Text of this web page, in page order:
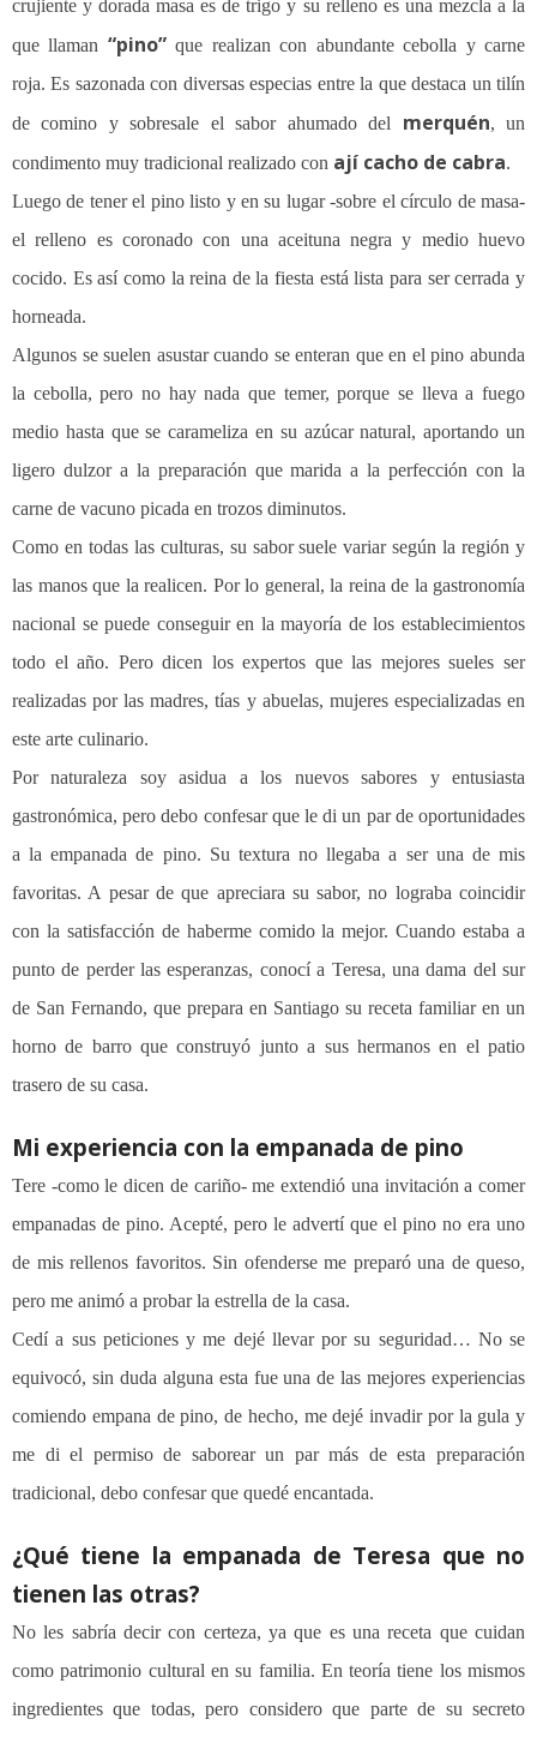
crujiente y dorada masa es de trigo y su relleno es una mezcla a la
que llaman “pino”que realizan con abundante cebolla y carne
roja. Es sazonada con diversas especias entre la que destaca un tilín
de comino y sobresale el sabor ahumado del merquén, un
condimento muy tradicional realizado con ají cacho de cabra.
Luego de tener el pino listo y en su lugar -sobre el círculo de masa-
el relleno es coronado con una aceituna negra y medio huevo
cocido. Es así como la reina de la fiesta está lista para ser cerrada y
horneada.
Algunos se suelen asustar cuando se enteran que en el pino abunda
la cebolla, pero no hay nada que temer, porque se lleva a fuego
medio hasta que se carameliza en su azúcar natural, aportando un
ligero dulzor a la preparación que marida a la perfección con la
carne de vacuno picada en trozos diminutos.
Como en todas las culturas, su sabor suele variar según la región y
las manos que la realicen. Por lo general, la reina de la gastronomía
nacional se puede conseguir en la mayoría de los establecimientos
todo el año. Pero dicen los expertos que las mejores sueles ser
realizadas por las madres, tías y abuelas, mujeres especializadas en
este arte culinario.
Por naturaleza soy asidua a los nuevos sabores y entusiasta
gastronómica, pero debo confesar que le di un par de oportunidades
a la empanada de pino. Su textura no llegaba a ser una de mis
favoritas. A pesar de que apreciara su sabor, no lograba coincidir
con la satisfacción de haberme comido la mejor. Cuando estaba a
punto de perder las esperanzas, conocí a Teresa, una dama del sur
de San Fernando, que prepara en Santiago su receta familiar en un
horno de barro que construyó junto a sus hermanos en el patio
trasero de su casa.
Mi experiencia con la empanada de pino
Tere -como le dicen de cariño- me extendió una invitación a comer
empanadas de pino. Acepté, pero le advertí que el pino no era uno
de mis rellenos favoritos. Sin ofenderse me preparó una de queso,
pero me animó a probar la estrella de la casa.
Cedí a sus peticiones y me dejé llevar por su seguridad… No se
equivocó, sin duda alguna esta fue una de las mejores experiencias
comiendo empana de pino, de hecho, me dejé invadir por la gula y
me di el permiso de saborear un par más de esta preparación
tradicional, debo confesar que quedé encantada.
¿Qué tiene la empanada de Teresa que no
tienen las otras?
No les sabría decir con certeza, ya que es una receta que cuidan
como patrimonio cultural en su familia. En teoría tiene los mismos
ingredientes que todas, pero considero que parte de su secreto